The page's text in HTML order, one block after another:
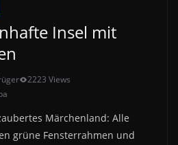
Insel mit
2223 Views
Märchenland: Alle
grüne Fensterrahmen und